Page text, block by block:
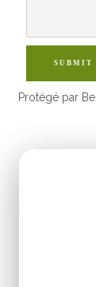
SUBMIT
Protégé par